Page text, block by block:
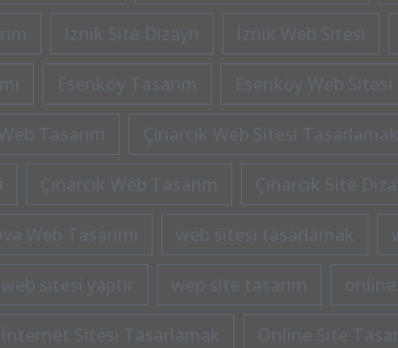
İznik Site Dizayn İznik Web Sitesi
Esenköy Tasarım Esenköy Web Sitesi
Tasarım Çınarcık Web Sitesi Tasarlamak
Çınarcık Web Tasarım Çınarcık Site
Web Tasarımı web sitesi tasarlamak
web sitesi yaptır wep site tasarım online
İnternet Sitesi Tasarlamak Online Site